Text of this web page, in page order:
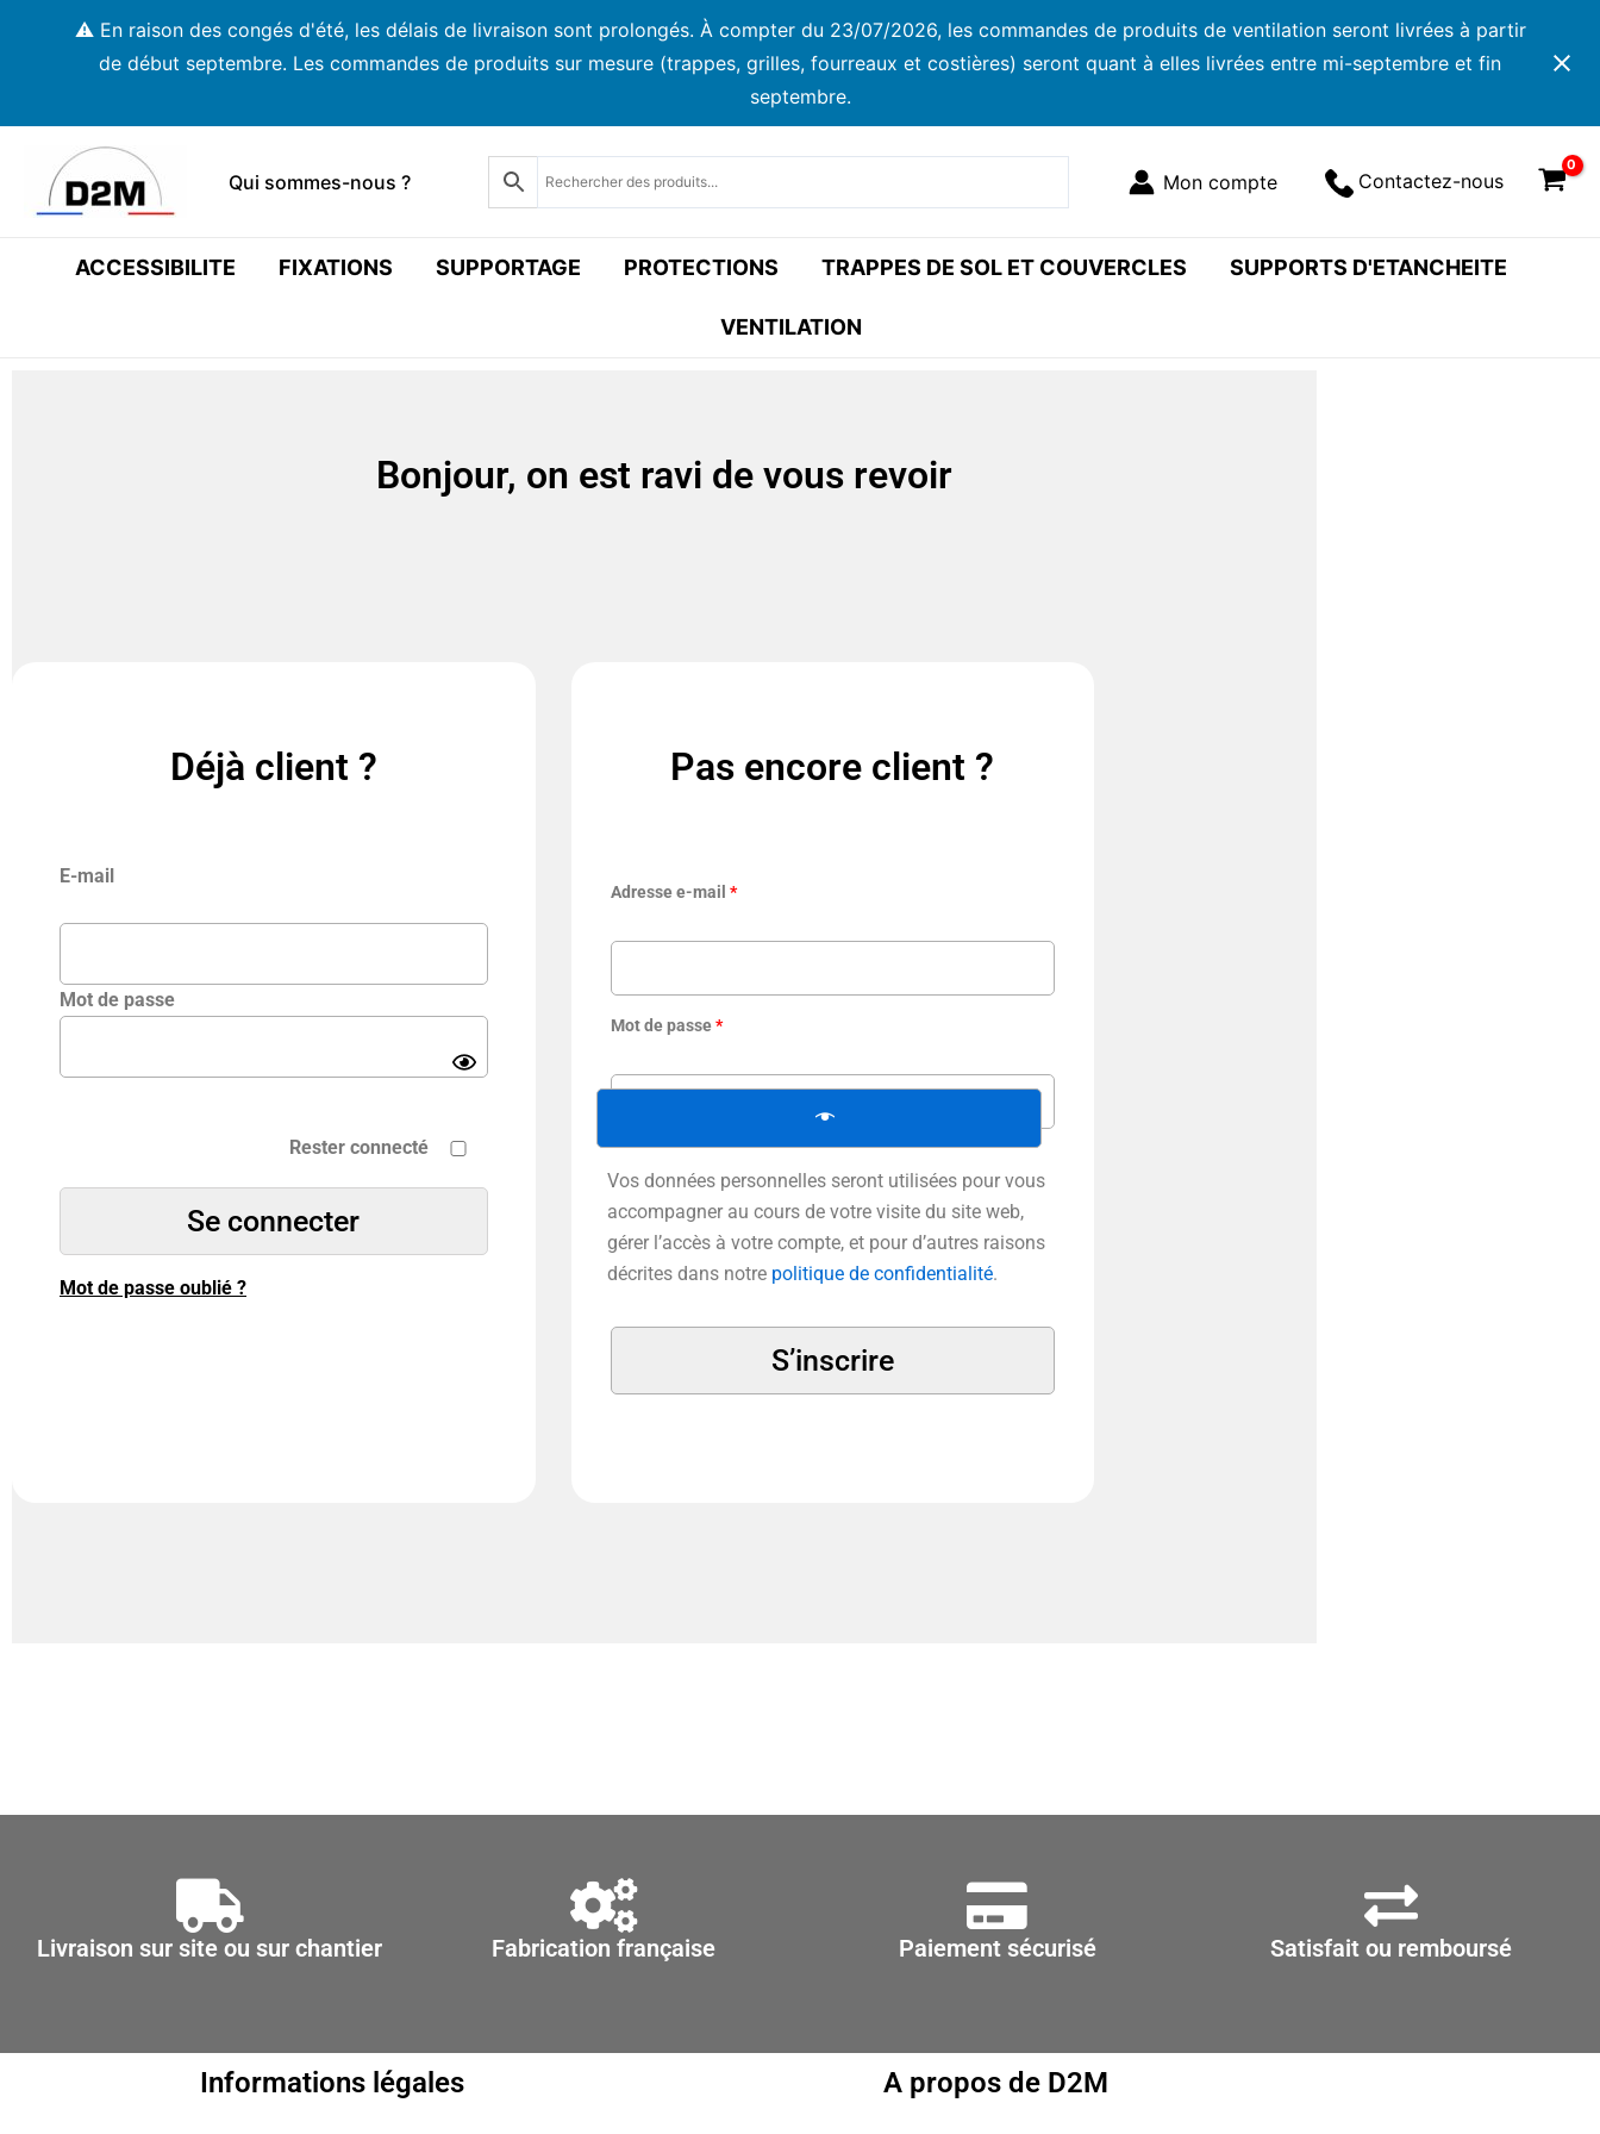
⚠️ En raison des congés d'été, les délais de livraison sont prolongés. À compter du 23/07/2026, les commandes de produits de ventilation seront livrées à partir
de début septembre. Les commandes de produits sur mesure (trappes, grilles, fourreaux et costières) seront quant à elles livrées entre mi-septembre et fin
septembre.
Qui sommes-nous ? Contactez-nous
ACCESSIBILITE FIXATIONS SUPPORTAGE PROTECTIONS TRAPPES DE SOL ET COUVERCLES SUPPORTS D'ETANCHEITE
VENTILATION
Bonjour, on est ravi de vous revoir
Déjà client ?
E-mail
Mot de passe
Rester connecté
Mot de passe oublié ?
Pas encore client ?
Adresse e-mail *
Mot de passe*
Vos données personnelles seront utilisées pour vous
accompagner au cours de votre visite du site web,
gérer l’accès à votre compte, et pour d’autres raisons
décrites dans notre politique de confidentialité.
S’inscrire
Livraison sur site ou sur chantier Fabrication française Paiement sécurisé Satisfait ou remboursé
Informations légales A propos de D2M